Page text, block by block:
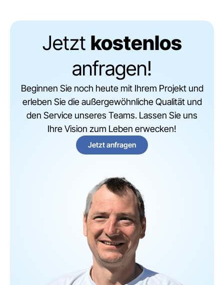
Jetzt kostenlos
anfragen!
Beginnen Sie noch heute mit Ihrem Projekt und
erleben Sie die außergewöhnliche Qualität und
den Service unseres Teams. Lassen Sie uns
Ihre Vision zum Leben erwecken!
Jetzt anfragen